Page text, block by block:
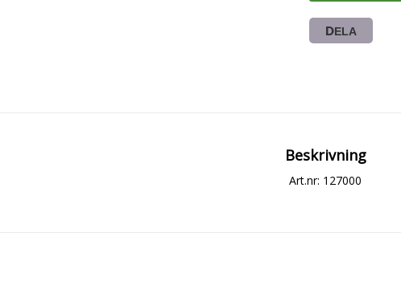
DELA
Beskrivning
Art.nr: 127000